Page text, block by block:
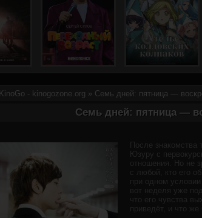
KinoGo - kinogozone.org » Семь дней: пятница —
Семь дней: пятница —
После знакомства
Юзуру с
отношения. Но не
с любой, кто его
при одном
вот неделя уже
что его чувства
приведёт, и что